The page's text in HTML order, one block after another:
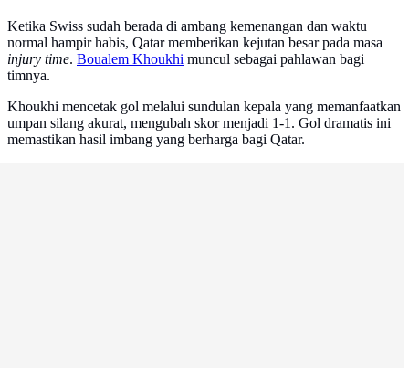
Ketika Swiss sudah berada di ambang kemenangan dan waktu
normal hampir habis, Qatar memberikan kejutan besar pada masa
injury time. Boualem Khoukhi muncul sebagai pahlawan bagi
timnya.
Khoukhi mencetak gol melalui sundulan kepala yang memanfaatkan
umpan silang akurat, mengubah skor menjadi 1-1. Gol dramatis ini
memastikan hasil imbang yang berharga bagi Qatar.